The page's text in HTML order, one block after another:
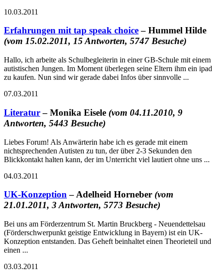
10.03.2011
Erfahrungen mit tap speak choice– Hummel Hilde
(vom 15.02.2011, 15 Antworten, 5747 Besuche)
Hallo, ich arbeite als Schulbegleiterin in einer GB-Schule mit einem
autistischen Jungen. Im Moment überlegen seine Eltern ihm ein ipad
zu kaufen. Nun sind wir gerade dabei Infos über sinnvolle ...
07.03.2011
Literatur– Monika Eisele (vom 04.11.2010, 9
Antworten, 5443 Besuche)
Liebes Forum! Als Anwärterin habe ich es gerade mit einem
nichtsprechenden Autisten zu tun, der über 2-3 Sekunden den
Blickkontakt halten kann, der im Unterricht viel lautiert ohne uns ...
04.03.2011
UK-Konzeption– Adelheid Horneber (vom
21.01.2011, 3 Antworten, 5773 Besuche)
Bei uns am Förderzentrum St. Martin Bruckberg - Neuendettelsau
(Förderschwerpunkt geistige Entwicklung in Bayern) ist ein UK-
Konzeption entstanden. Das Geheft beinhaltet einen Theorieteil und
einen ...
03.03.2011